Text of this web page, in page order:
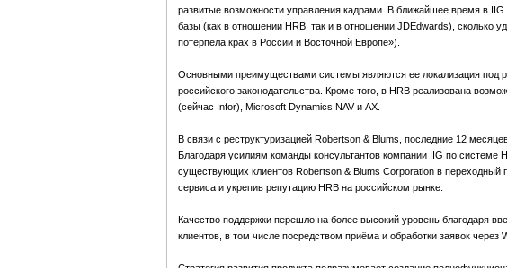
развитые возможности управления кадрами. В ближайшее время в
базы (как в отношении HRB, так и в отношении JDEdwards), сколько
потерпела крах в России и Восточной Европе»).
Основными преимуществами системы являются ее локализация под
российского законодательства. Кроме того, в HRB реализована
(сейчас Infor), Microsoft Dynamics NAV и AX.
В связи с реструктуризацией Robertson & Blums, последние 12
Благодаря усилиям команды консультантов компании IIG по системе
существующих клиентов Robertson & Blums Corporation в
сервиса и укрепив репутацию HRB на российском рынке.
Качество поддержки перешло на более высокий уровень благодаря
клиентов, в том числе посредством приёма и обработки заявок через